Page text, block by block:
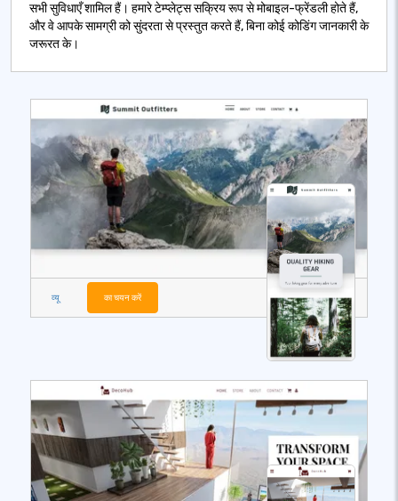
सभी सुविधाएँ शामिल हैं। हमारे टेम्प्लेट्स सक्रिय रूप से मोबाइल-फ्रेंडली होते हैं,
और वे आपके सामग्री को सुंदरता से प्रस्तुत करते हैं, बिना कोई कोडिंग जानकारी के
जरूरत के।
व्यू का चयन करें